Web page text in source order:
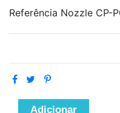
Referência Nozzle CP-
Adicionar